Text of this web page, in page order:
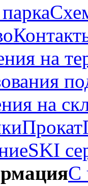
на
на
Прокат
SKI
С